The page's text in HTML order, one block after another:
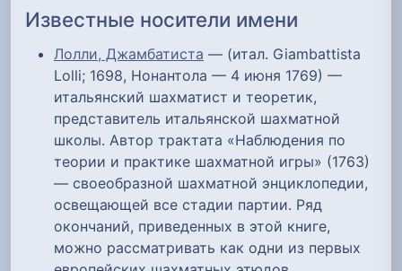
Известные носители имени
Лолли, Джамбатиста — (итал. Giambattista
Lolli; 1698, Нонантола — 4 июня 1769) —
итальянский шахматист и теоретик,
представитель итальянской шахматной
школы. Автор трактата «Наблюдения по
теории и практике шахматной игры» (1763)
— своеобразной шахматной энциклопедии,
освещающей все стадии партии. Ряд
окончаний, приведенных в этой книге,
можно рассматривать как одни из первых